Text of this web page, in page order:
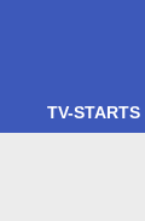
TV-STARTS